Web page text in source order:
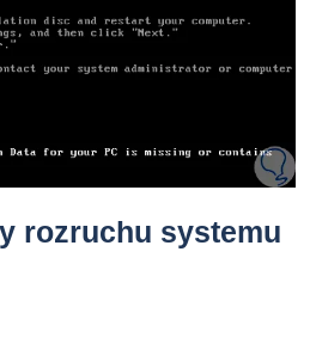
rozruchu systemu